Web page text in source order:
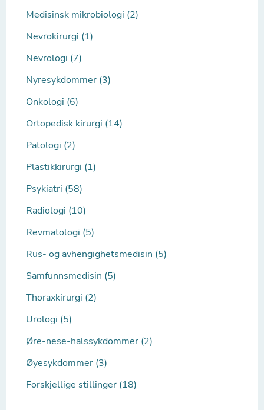
Medisinsk mikrobiologi (2)
Nevrokirurgi (1)
Nevrologi (7)
Nyresykdommer (3)
Onkologi (6)
Ortopedisk kirurgi (14)
Patologi (2)
Plastikkirurgi (1)
Psykiatri (58)
Radiologi (10)
Revmatologi (5)
Rus- og avhengighetsmedisin (5)
Samfunnsmedisin (5)
Thoraxkirurgi (2)
Urologi (5)
Øre-nese-halssykdommer (2)
Øyesykdommer (3)
Forskjellige stillinger (18)